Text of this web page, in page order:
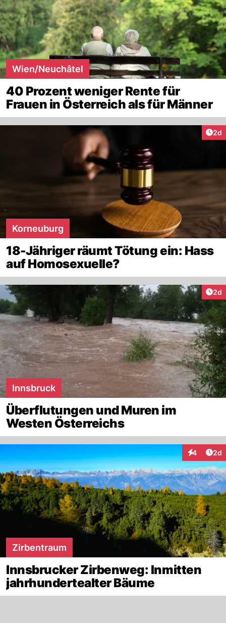
Wien/Neuchâtel
40 Prozent weniger Rente für
Frauen in Österreich als für Männer
2d
Korneuburg
18-Jähriger räumt Tötung ein: Hass
auf Homosexuelle?
2d
Innsbruck
Überflutungen und Muren im
Westen Österreichs
4 2d
Zirbentraum
Innsbrucker Zirbenweg: Inmitten
jahrhundertealter Bäume